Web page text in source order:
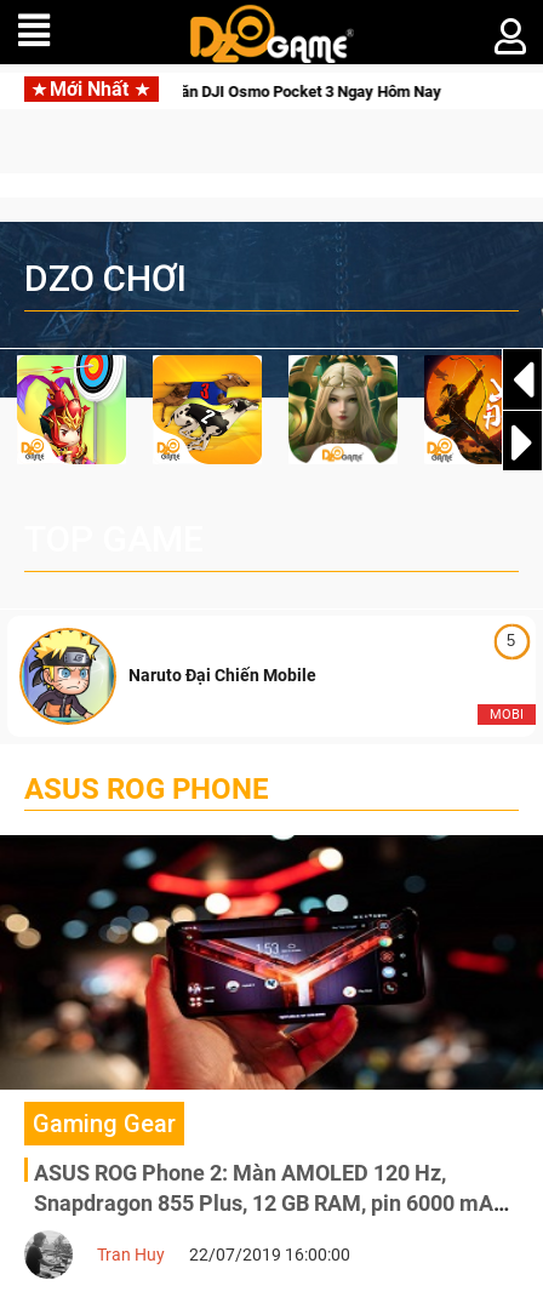
Mới Nhất
Tỉnh, Săn DJI Osmo Pocket 3 Ngay Hôm Nay
DZO CHƠI
5
MOBI
Naruto Đại Chiến Mobile
ASUS ROG PHONE
Gaming Gear
ASUS ROG Phone 2: Màn AMOLED 120 Hz,
Snapdragon 855 Plus, 12 GB RAM, pin 6000 mAh,
nhiều phụ kiện
Tran Huy 22/07/2019 16:00:00